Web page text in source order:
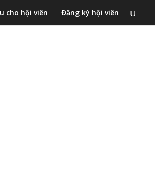
cho hội viên Đăng ký hội viên